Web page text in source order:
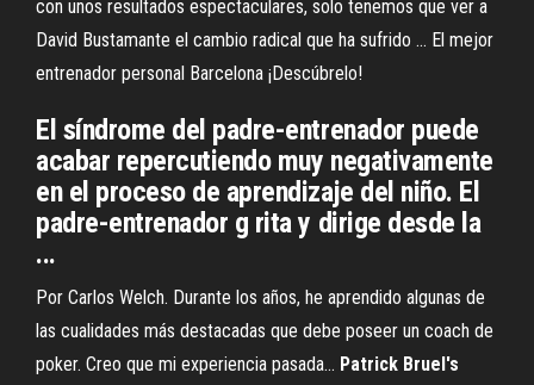
con unos resultados espectaculares, solo tenemos que ver a
David Bustamante el cambio radical que ha sufrido ... El mejor
entrenador personal Barcelona ¡Descúbrelo!
El síndrome del padre-entrenador puede
acabar repercutiendo muy negativamente
en el proceso de aprendizaje del niño. El
padre-entrenador g rita y dirige desde la
...
Por Carlos Welch. Durante los años, he aprendido algunas de
las cualidades más destacadas que debe poseer un coach de
poker. Creo que mi experiencia pasada... Patrick Bruel's